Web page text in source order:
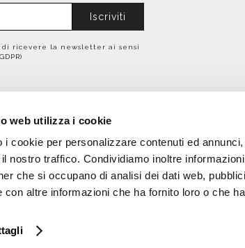
web utilizza i cookie
i cookie per personalizzare contenuti ed
nostro traffico. Condividiamo inoltre
che si occupano di analisi dei dati web,
con altre informazioni che ha fornito loro o che
Iscriviti
di ricevere la newsletter ai sensi